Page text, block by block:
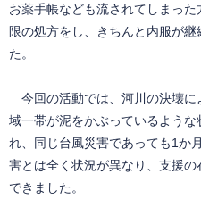
お薬手帳なども流されてしまっ
限の処方をし、きちんと内服が
た。
今回の活動では、河川の決壊に
域一帯が泥をかぶっているよう
れ、同じ台風災害であっても1か
害とは全く状況が異なり、支援
できました。